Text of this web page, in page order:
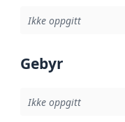
Ikke oppgitt
Gebyr
Ikke oppgitt